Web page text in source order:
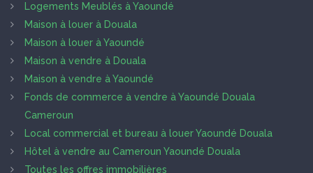
Logements Meublés à Yaoundé
Maison à louer à Douala
Maison à louer à Yaoundé
Maison à vendre à Douala
Maison à vendre à Yaoundé
Fonds de commerce à vendre à Yaoundé Douala
Cameroun
Local commercial et bureau à louer Yaoundé Douala
Hôtel à vendre au Cameroun Yaoundé Douala
Toutes les offres immobilières